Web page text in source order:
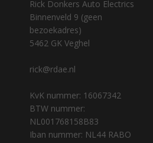
Rick Donkers Auto Electrics
Binnenveld 9 (geen
bezoekadres)
5462 GK Veghel
rick@rdae.nl
KvK nummer: 16067342
BTW nummer:
NL001768158B83
Iban nummer: NL44 RABO